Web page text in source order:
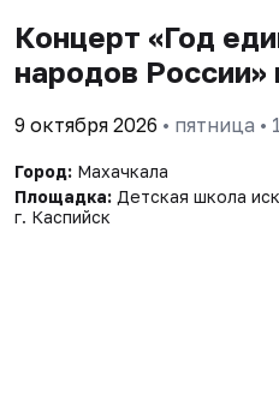
Концерт «Год
народов России»
9 октября 2026 • пятница •
Город: Махачкала
Площадка: Детская школа
г. Каспийск